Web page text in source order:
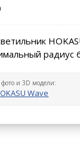
радиус
фото и 3D модели:
Wave